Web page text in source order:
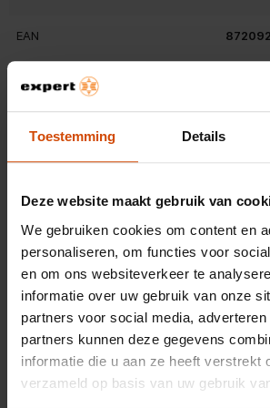
Toestemming Details
Deze website maakt gebruik van
We gebruiken cookies om content en
personaliseren, om functies voor
en om ons websiteverkeer te
informatie over uw gebruik van onze
partners voor social media,
partners kunnen deze gegevens
informatie die u aan ze heeft verstrekt
verzameld op basis van uw gebruik
hoes is geschikt om handsfree video’s te
perfect te gebruiken bij lange
spelletjes. Op maat gemaakt voor je
op maat gemaakt voor jouw smartphone
eenvoudig te bedienen. Waarom de
Booktype?
EAN
Belangrijkste kenmerken
Materiaal telefoonhoesje
Gewicht en omvang
Breedte verpakking 90 mm
Diepte verpakking 180 mm
Hoogte verpakking
Gewicht verpakking 85 g
Beoordelingen
OVERZICHT VAN SCORES